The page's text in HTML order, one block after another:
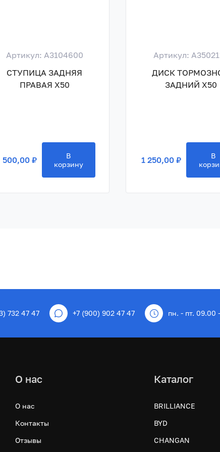
Артикул: A3104600
СТУПИЦА ЗАДНЯЯ
ПРАВАЯ X50
500,00 ₽
В
корзину
Артикул:
ДИСК
ЗАДНИЙ X50
1 250,00 ₽
В
732 47 47 +7 (900) 902 47 47 пн. - пт. 09.00
О нас
О нас
Контакты
Отзывы
Каталог
BRILLIANCE
BYD
CHANGAN